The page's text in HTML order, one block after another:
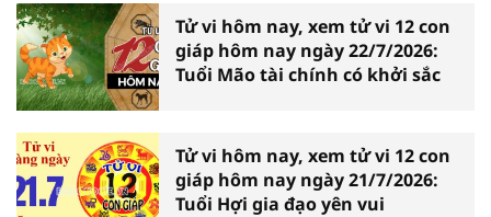
Tử vi hôm nay, xem tử vi 12 con
giáp hôm nay ngày 22/7/2026:
Tuổi Mão tài chính có khởi sắc
Tử vi hôm nay, xem tử vi 12 con
giáp hôm nay ngày 21/7/2026:
Tuổi Hợi gia đạo yên vui